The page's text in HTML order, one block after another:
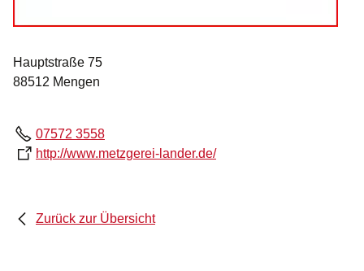
Hauptstraße 75
88512 Mengen
07572 3558
http://www.metzgerei-lander.de/
Zurück zur Übersicht